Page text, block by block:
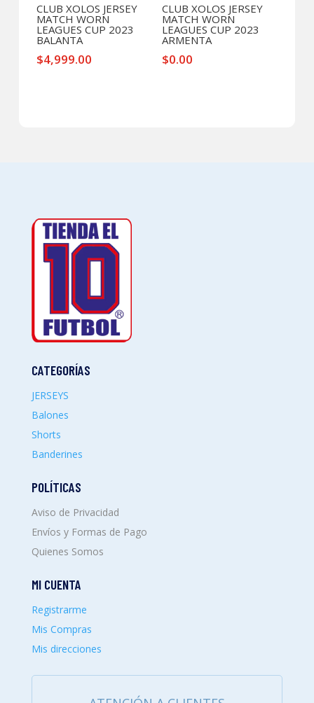
CLUB XOLOS JERSEY
MATCH WORN
LEAGUES CUP 2023
BALANTA
$4,999.00
CLUB XOLOS JERSEY
MATCH WORN
LEAGUES CUP 2023
ARMENTA
$0.00
CATEGORÍAS
JERSEYS
Balones
Shorts
Banderines
POLÍTICAS
Aviso de Privacidad
Envíos y Formas de Pago
Quienes Somos
MI CUENTA
Registrarme
Mis Compras
Mis direcciones